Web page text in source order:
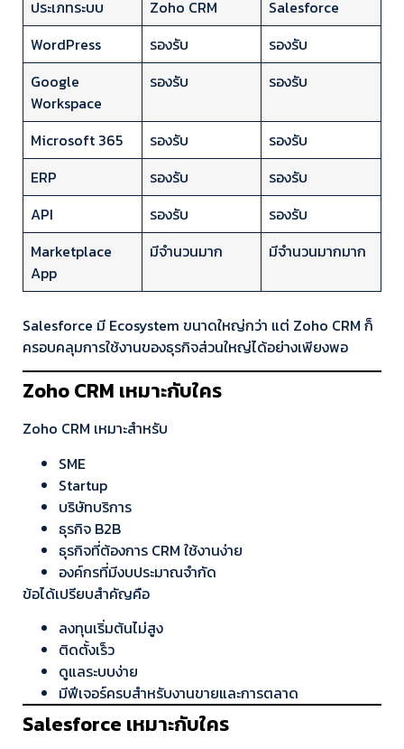
ประเภทระบบ Zoho CRM
Salesforce
WordPress
รองรับ
รองรับ
Google
Workspace
รองรับ รองรับ
Microsoft 365 รองรับ
รองรับ
ERP
รองรับ
รองรับ
API
รองรับ
รองรับ
Marketplace
App
มีจำนวนมาก มีจำนวนมากมาก
Salesforce มี Ecosystem ขนาดใหญ่กว่า แต่ Zoho CRM ก็
ครอบคลุมการใช้งานของธุรกิจส่วนใหญ่ได้อย่างเพียงพอ
Zoho CRM เหมาะกับใคร
Zoho CRM เหมาะสำหรับ
SME
Startup
บริษัทบริการ
ธุรกิจ B2B
ธุรกิจที่ต้องการ CRM ใช้งานง่าย
องค์กรที่มีงบประมาณจำกัด
ข้อได้เปรียบสำคัญคือ
ลงทุนเริ่มต้นไม่สูง
ติดตั้งเร็ว
ดูแลระบบง่าย
มีฟีเจอร์ครบสำหรับงานขายและการตลาด
Salesforce เหมาะกับใคร